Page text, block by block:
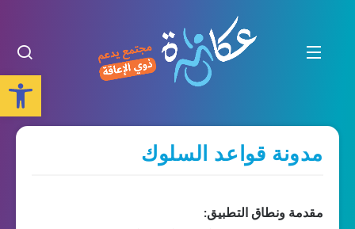
Open toolbar
مدونة قواعد السلوك
مقدمة ونطاق التطبيق: